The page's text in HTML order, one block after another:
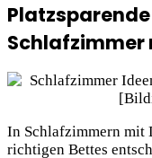
Schlafzimmer
In Schlafzimmern mit
richtigen Bettes